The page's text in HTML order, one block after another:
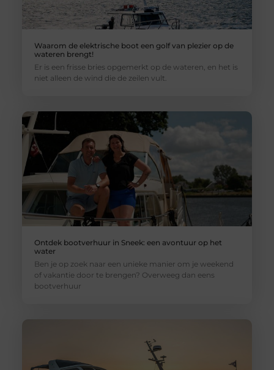
Waarom de elektrische boot een golf van plezier op de
wateren brengt!
Er is een frisse bries opgemerkt op de wateren, en het is
niet alleen de wind die de zeilen vult.
Ontdek bootverhuur in Sneek: een avontuur op het
water
Ben je op zoek naar een unieke manier om je weekend
of vakantie door te brengen? Overweeg dan eens
bootverhuur